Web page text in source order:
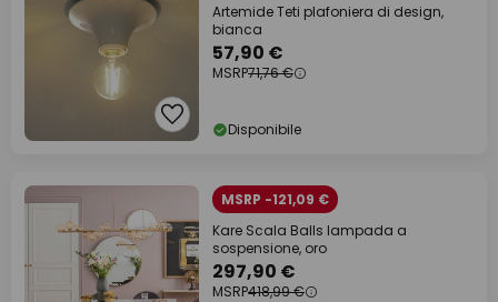
Artemide Teti plafoniera di design,
bianca
57,90 €
MSRP71,76 €
Disponibile
MSRP -121,09 €
Kare Scala Balls lampada a
sospensione, oro
297,90 €
MSRP418,99 €